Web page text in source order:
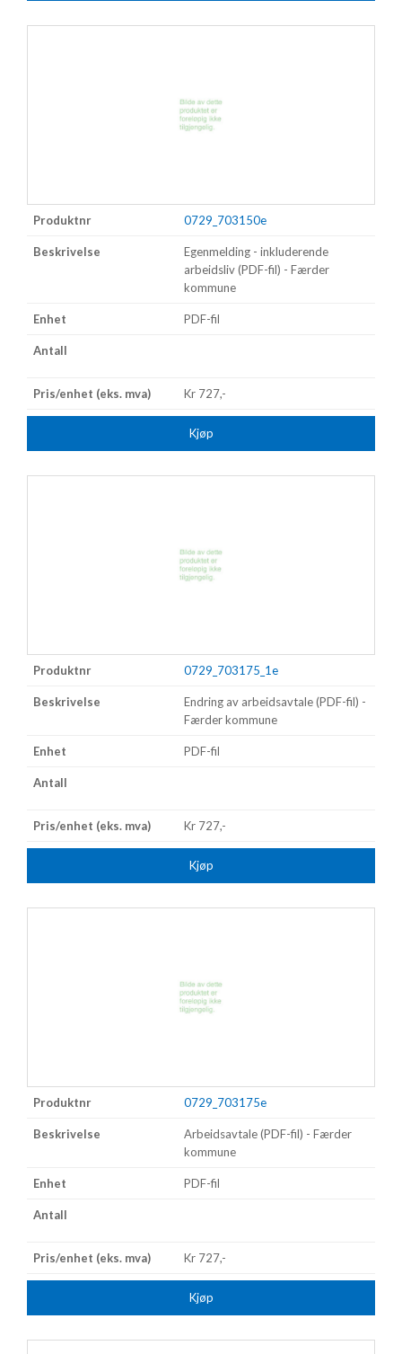
0729_703150e
Egenmelding - inkluderende
arbeidsliv (PDF-fil) - Færder
kommune
PDF-fil
Kr 727,-
Kjøp
0729_703175_1e
Endring av arbeidsavtale (PDF-fil) -
Færder kommune
PDF-fil
Kr 727,-
Kjøp
0729_703175e
Arbeidsavtale (PDF-fil) - Færder
kommune
PDF-fil
Kr 727,-
Kjøp